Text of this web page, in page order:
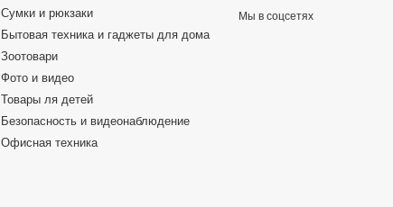
Сумки и рюкзаки
Бытовая техника и гаджеты для дома
Зоотовари
Фото и видео
Товары ля детей
Безопасность и видеонаблюдение
Офисная техника
Мы в соцсетях